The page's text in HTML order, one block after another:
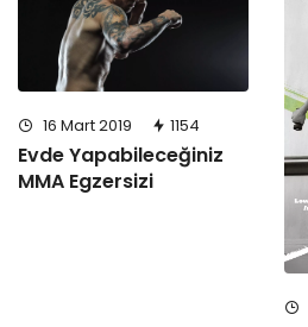
16 Mart 2019 1154
Evde Yapabileceğiniz
MMA Egzersizi